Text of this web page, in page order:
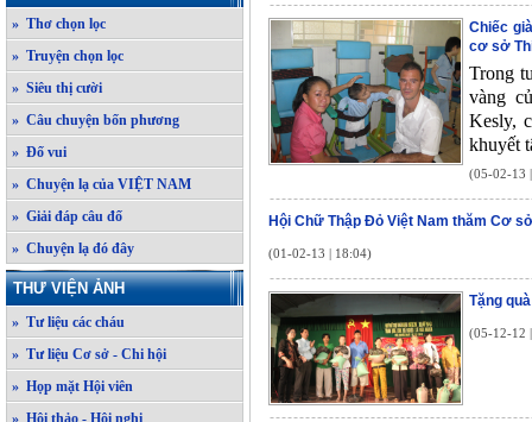
» Thơ chọn lọc
» Truyện chọn lọc
» Siêu thị cười
» Câu chuyện bốn phương
» Đố vui
» Chuyện lạ của VIỆT NAM
» Giải đáp câu đố
» Chuyện lạ đó đây
THƯ VIỆN ẢNH
» Tư liệu các cháu
» Tư liệu Cơ sở - Chi hội
» Họp mặt Hội viên
» Hội thảo - Hội nghị
Chiếc
cơ sở
Trong
vàng
Kesly,
khuyết
(05-02-13
Hội Chữ Thập Đỏ Việt Nam thăm Cơ
(01-02-13 | 18:04)
Tặng
(05-12-12